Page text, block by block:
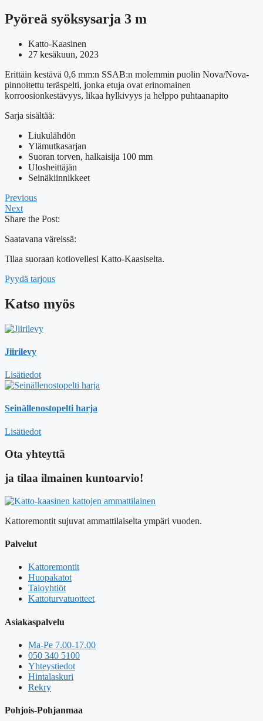
Pyöreä syöksysarja 3 m
Katto-Kaasinen
27 kesäkuun, 2023
Erittäin kestävä 0,6 mm:n SSAB:n molemmin puolin Nova/Nova-
pinnoitettu teräspelti, jonka etuja ovat erinomainen
korroosionkestävyys, likaa hylkivyys ja helppo puhtaanapito
Sarja sisältää:
Liukulähdön
Ylämutkasarjan
Suoran torven, halkaisija 100 mm
Ulosheittäjän
Seinäkiinnikkeet
Previous
Next
Share the Post:
Saatavana väreissä:
Tilaa suoraan kotiovellesi Katto-Kaasiselta.
Pyydä tarjous
Katso myös
Jiirilevy
Lisätiedot
Seinällenostopelti harja
Lisätiedot
Ota yhteyttä
ja tilaa ilmainen kuntoarvio!
Kattoremontit sujuvat ammattilaiselta ympäri vuoden.
Palvelut
Kattoremontit
Huopakatot
Taloyhtiöt
Kattoturvatuotteet
Asiakaspalvelu
Ma-Pe 7.00-17.00
050 340 5100
Yhteystiedot
Hintalaskuri
Rekry
Pohjois-Pohjanmaa